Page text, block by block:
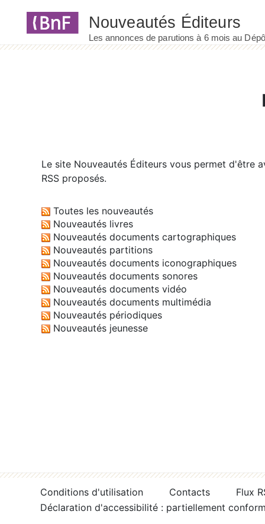
Le site Nouveautés Éditeurs vous permet d'être
RSS proposés.
Toutes les nouveautés
Nouveautés livres
Nouveautés documents cartographiques
Nouveautés partitions
Nouveautés documents iconographiques
Nouveautés documents sonores
Nouveautés documents vidéo
Nouveautés documents multimédia
Nouveautés périodiques
Nouveautés jeunesse
Conditions d'utilisation Contacts
Flux
Déclaration d'accessibilité : partiellement